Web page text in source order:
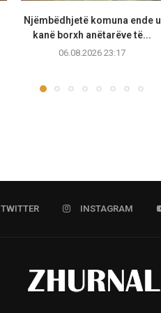
Njëmbëdhjetë komuna ende u
kanë borxh anëtarëve të...
06.08.2026 23:17
TWITTER INSTAGRAM